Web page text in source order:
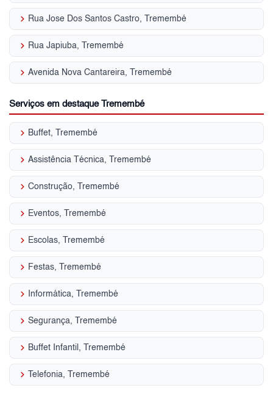
keyboard_arrow_right Rua Jose Dos Santos Castro, Tremembé
keyboard_arrow_right Rua Japiuba, Tremembé
keyboard_arrow_right Avenida Nova Cantareira, Tremembé
Serviços em destaque Tremembé
keyboard_arrow_right Buffet, Tremembé
keyboard_arrow_right Assistência Técnica, Tremembé
keyboard_arrow_right Construção, Tremembé
keyboard_arrow_right Eventos, Tremembé
keyboard_arrow_right Escolas, Tremembé
keyboard_arrow_right Festas, Tremembé
keyboard_arrow_right Informática, Tremembé
keyboard_arrow_right Segurança, Tremembé
keyboard_arrow_right Buffet Infantil, Tremembé
keyboard_arrow_right Telefonia, Tremembé